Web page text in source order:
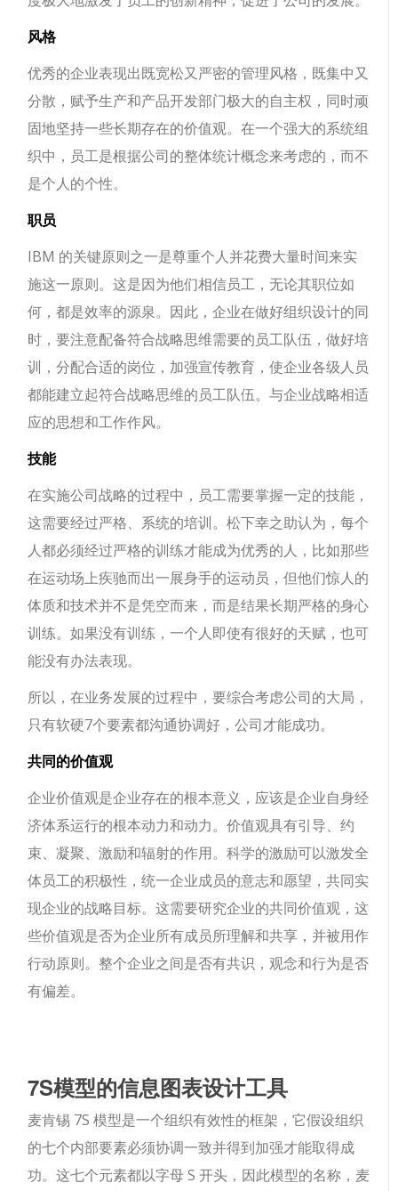
风格
优秀的企业表现出既宽松又严密的管理风格，既集中又
分散，赋予生产和产品开发部门极大的自主权，同时顽
固地坚持一些长期存在的价值观。在一个强大的系统组
织中，员工是根据公司的整体统计概念来考虑的，而不
是个人的个性。
职员
IBM 的关键原则之一是尊重个人并花费大量时间来实
施这一原则。这是因为他们相信员工，无论其职位如
何，都是效率的源泉。因此，企业在做好组织设计的同
时，要注意配备符合战略思维需要的员工队伍，做好培
训，分配合适的岗位，加强宣传教育，使企业各级人员
都能建立起符合战略思维的员工队伍。与企业战略相适
应的思想和工作作风。
技能
在实施公司战略的过程中，员工需要掌握一定的技能，
这需要经过严格、系统的培训。松下幸之助认为，每个
人都必须经过严格的训练才能成为优秀的人，比如那些
在运动场上疾驰而出一展身手的运动员，但他们惊人的
体质和技术并不是凭空而来，而是结果长期严格的身心
训练。如果没有训练，一个人即使有很好的天赋，也可
能没有办法表现。
所以，在业务发展的过程中，要综合考虑公司的大局，
只有软硬7个要素都沟通协调好，公司才能成功。
共同的价值观
企业价值观是企业存在的根本意义，应该是企业自身经
济体系运行的根本动力和动力。价值观具有引导、约
束、凝聚、激励和辐射的作用。科学的激励可以激发全
体员工的积极性，统一企业成员的意志和愿望，共同实
现企业的战略目标。这需要研究企业的共同价值观，这
些价值观是否为企业所有成员所理解和共享，并被用作
行动原则。整个企业之间是否有共识，观念和行为是否
有偏差。
7S模型的信息图表设计工具
麦肯锡 7S 模型是一个组织有效性的框架，它假设组织
的七个内部要素必须协调一致并得到加强才能取得成
功。这七个元素都以字母 S 开头，因此模型的名称，麦